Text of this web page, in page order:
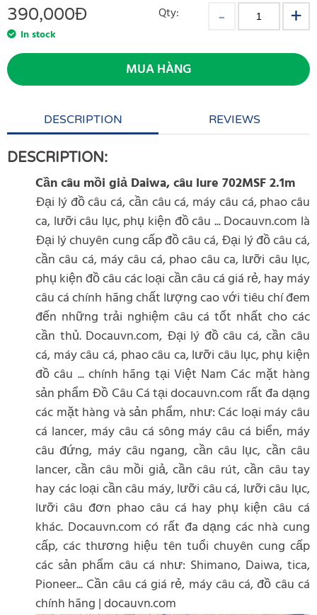
390,000Đ
In stock
Qty:
MUA HÀNG
DESCRIPTION REVIEWS
DESCRIPTION:
Cần câu mồi giả Daiwa, câu lure 702MSF 2.1m
Đại lý đồ câu cá, cần câu cá, máy câu cá, phao câu
ca, lưỡi câu lục, phụ kiện đồ câu ... Docauvn.com là
Đại lý chuyên cung cấp đồ câu cá, Đại lý đồ câu cá,
cần câu cá, máy câu cá, phao câu ca, lưỡi câu lục,
phụ kiện đồ câu các loại cần câu cá giá rẻ, hay máy
câu cá chính hãng chất lượng cao với tiêu chí đem
đến những trải nghiệm câu cá tốt nhất cho các
cần thủ. Docauvn.com, Đại lý đồ câu cá, cần câu
cá, máy câu cá, phao câu ca, lưỡi câu lục, phụ kiện
đồ câu ... chính hãng tại Việt Nam Các mặt hàng
sản phẩm Đồ Câu Cá tại docauvn.com rất đa dạng
các mặt hàng và sản phẩm, như: Các loại máy câu
cá lancer, máy câu cá sông máy câu cá biển, máy
câu đứng, máy câu ngang, cần câu lục, cần câu
lancer, cần câu mồi giả, cần câu rút, cần câu tay
hay các loại cần câu máy, lưỡi câu cá, lưỡi câu lục,
lưỡi câu đơn phao câu cá hay phụ kiện câu cá
khác. Docauvn.com có rất đa dạng các nhà cung
cấp, các thương hiệu tên tuổi chuyên cung cấp
các sản phẩm câu cá như: Shimano, Daiwa, tica,
Pioneer... Cần câu cá giá rẻ, máy câu cá, đồ câu cá
chính hãng | docauvn.com